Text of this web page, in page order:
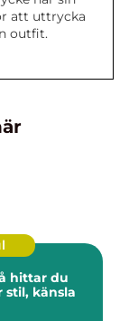
att uttrycka
outfit.
stil, känsla